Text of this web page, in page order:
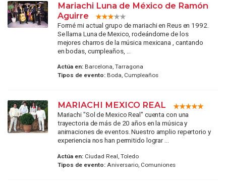
Mariachi Luna de México de Ramón
Aguirre
Formé mi actual grupo de mariachi en Reus en 1992.
Se llama Luna de Mexico, rodeándome de los
mejores charros de la música mexicana , cantando
en bodas, cumpleaños, ...
Actúa en:Barcelona, Tarragona
Tipos de evento:Boda, Cumpleaños
MARIACHI MEXICO REAL
Mariachi "Sol de Mexico Real" cuenta con una
trayectoria de más de 20 años en la música y
animaciones de eventos. Nuestro amplio repertorio y
experiencia nos han permitido lograr ...
Actúa en:Ciudad Real, Toledo
Tipos de evento:Aniversario, Comuniones